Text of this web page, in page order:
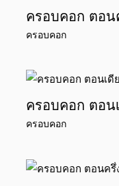
ครอบคอก ตอน
ครอบคอก
ครอบคอก ตอน
ครอบคอก